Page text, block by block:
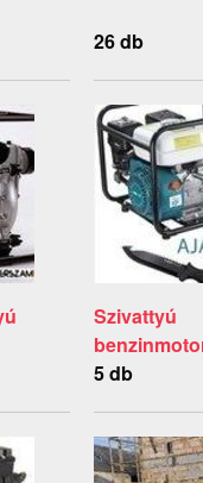
26 db
Szivattyú
5 db